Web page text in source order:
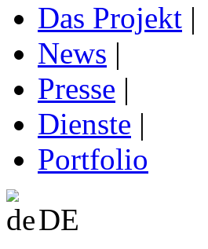
Das Projekt |
News |
Presse |
Dienste |
Portfolio
DE